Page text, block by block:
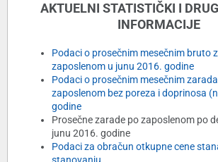
AKTUELNI STATISTIČKI I
INFORMACIJE
Podaci o prosečnim mesečnim bruto
zaposlenom u junu 2016. godine
Podaci o prosečnim mesečnim
zaposlenom bez poreza i doprinosa
godine
Prosečne zarade po zaposlenom po
junu 2016. godine
Podaci za obračun otkupne cene